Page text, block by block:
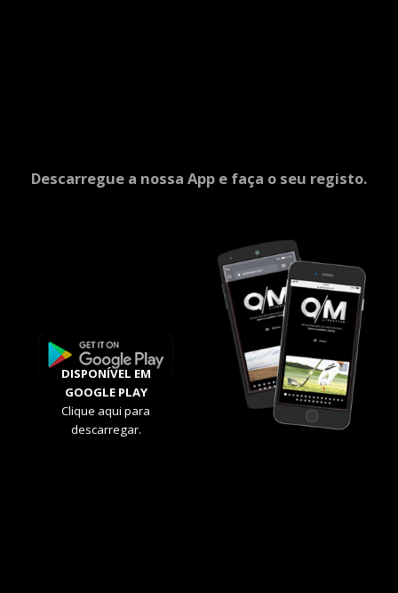
Descarregue a nossa App e faça o seu registo.
DISPONÍVEL EM
GOOGLE PLAY
Clique aqui para
descarregar.